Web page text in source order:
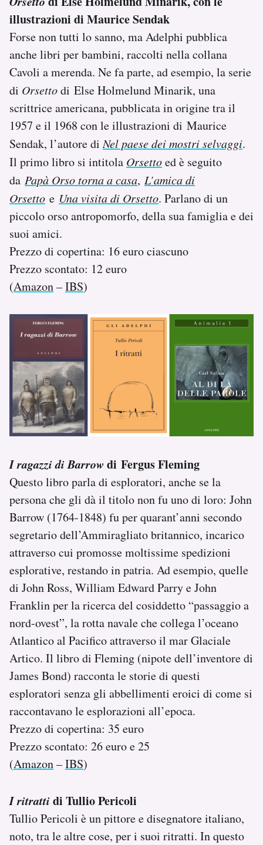
illustrazioni di Maurice Sendak
Forse non tutti lo sanno, ma Adelphi pubblica
anche libri per bambini, raccolti nella collana
Cavoli a merenda. Ne fa parte, ad esempio, la serie
di Orsettodi Else Holmelund Minarik, una
scrittrice americana, pubblicata in origine tra il
1957 e il 1968 con le illustrazioni di Maurice
Sendak, l’autore diNel paese dei mostri selvaggi.
Il primo libro si intitola Orsettoed è seguito
da Papà Orso torna a casa, L’amica di
Orsetto e Una visita di Orsetto. Parlano di un
piccolo orso antropomorfo, della sua famiglia e dei
suoi amici.
Prezzo di copertina: 16 euro ciascuno
Prezzo scontato: 12 euro
(Amazon–IBS)
I ragazzi di Barrowdi Fergus Fleming
Questo libro parla di esploratori, anche se la
persona che gli dà il titolo non fu uno di loro: John
Barrow (1764-1848) fu per quarant’anni secondo
segretario dell’Ammiragliato britannico, incarico
attraverso cui promosse moltissime spedizioni
esplorative, restando in patria. Ad esempio, quelle
di John Ross, William Edward Parry e John
Franklin per la ricerca del cosiddetto “passaggio a
nord-ovest”, la rotta navale che collega l’oceano
Atlantico al Pacifico attraverso il mar Glaciale
Artico. Il libro di Fleming (nipote dell’inventore di
James Bond) racconta le storie di questi
esploratori senza gli abbellimenti eroici di come si
raccontavano le esplorazioni all’epoca.
Prezzo di copertina: 35 euro
Prezzo scontato: 26 euro e 25
(Amazon–IBS)
I ritrattidi Tullio Pericoli
Tullio Pericoli è un pittore e disegnatore italiano,
noto, tra le altre cose, per i suoi ritratti. In questo